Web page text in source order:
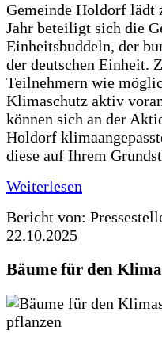
Gemeinde Holdorf lädt
Jahr beteiligt sich die
Einheitsbuddeln, der
der deutschen Einheit.
Teilnehmern wie
Klimaschutz aktiv
können sich an der
Holdorf
diese auf Ihrem
Weiterlesen
Bericht von:
22.10.2025
Bäume für den